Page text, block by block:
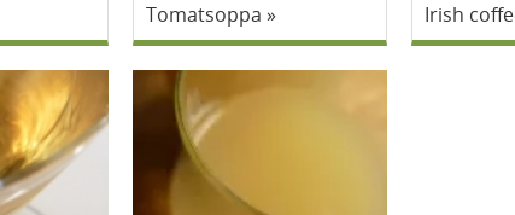
Tomatsoppa Irish